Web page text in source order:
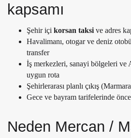
kapsamı
Şehir içi korsan taksi ve adres
Havalimanı, otogar ve deniz
transfer
İş merkezleri, sanayi bölgeleri ve
uygun rota
Şehirlerarası planlı çıkış
Gece ve bayram tarifelerinde
Neden Mercan /